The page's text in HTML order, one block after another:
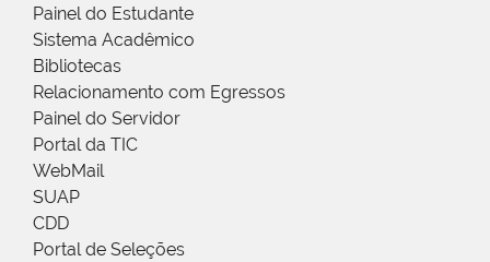
Painel do Estudante
Sistema Acadêmico
Bibliotecas
Relacionamento com Egressos
Painel do Servidor
Portal da TIC
WebMail
SUAP
CDD
Portal de Seleções